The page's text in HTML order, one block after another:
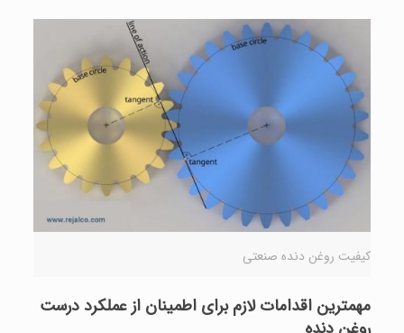
کیفیت روغن دنده صنعتی
مهمترین اقدامات لازم برای اطمینان از عملکرد درست